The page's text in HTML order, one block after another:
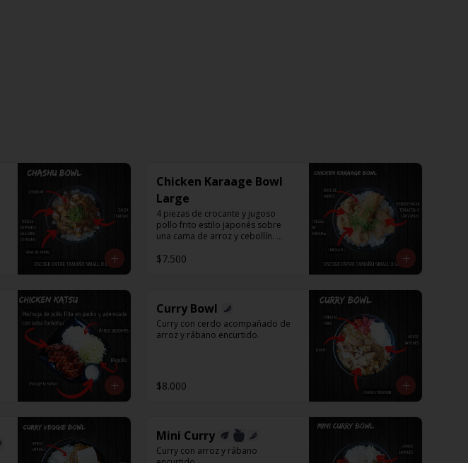
Chicken Karaage Bowl
Large
4 piezas de crocante y jugoso
pollo frito estilo japonés sobre
una cama de arroz y cebollín.
Mayo o Salsa Tonkatsu.
$7.500
Curry Bowl
Curry con cerdo acompañado de
arroz y rábano encurtido.
$8.000
Mini Curry
Curry con arroz y rábano